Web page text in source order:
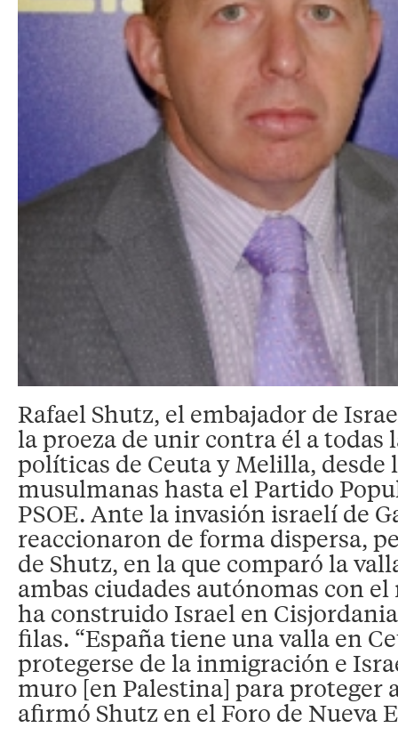
Rafael Shutz, el embajador de
la proeza de unir contra él a todas
políticas de Ceuta y Melilla, desde
musulmanas hasta el Partido
PSOE. Ante la invasión israelí de
reaccionaron de forma dispersa,
de Shutz, en la que comparó la
ambas ciudades autónomas con
ha construido Israel en
filas. “España tiene una valla en
protegerse de la inmigración e
muro [en Palestina] para proteger
afirmó Shutz en el Foro de Nueva